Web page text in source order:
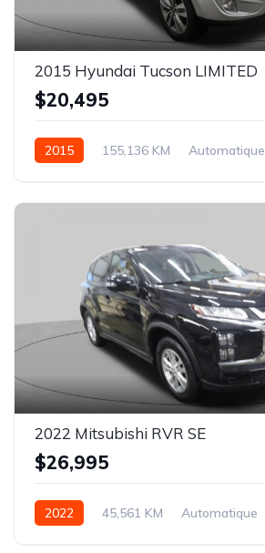
2015 Hyundai Tucson LIMITED
$20,495
2015 155,136 KM Automatique
2022 Mitsubishi RVR SE
$26,995
2022 45,561 KM Automatique